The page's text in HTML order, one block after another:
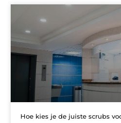
Hoe kies je de juiste scrubs